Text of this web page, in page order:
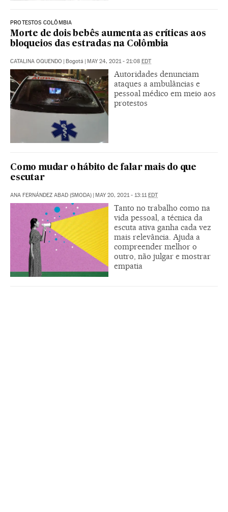
PROTESTOS COLÔMBIA
Morte de dois bebês aumenta as críticas aos
bloqueios das estradas na Colômbia
CATALINA OQUENDO | Bogotá | MAY 24, 2021 - 21:08 EDT
Autoridades denunciam
ataques a ambulâncias e
pessoal médico em meio aos
protestos
Como mudar o hábito de falar mais do que
escutar
ANA FERNÁNDEZ ABAD (SMODA) | MAY 20, 2021 - 13:11EDT
Tanto no trabalho como na
vida pessoal, a técnica da
escuta ativa ganha cada vez
mais relevância. Ajuda a
compreender melhor o
outro, não julgar e mostrar
empatia